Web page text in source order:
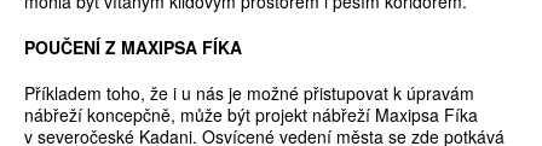
POUČENÍ Z MAXIPSA FÍKA
Příkladem toho, že i u nás je možné přistupovat k úpravám
nábřeží koncepčně, může být projekt nábřeží Maxipsa Fíka
v severočeské Kadani. Osvícené vedení města se zde potkává